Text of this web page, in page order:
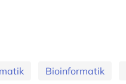
Bioinformatik